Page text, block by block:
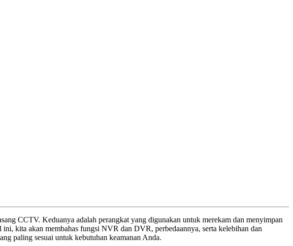
CCTV. Keduanya adalah perangkat yang digunakan untuk merekam dan menyimpan
kita akan membahas fungsi NVR dan DVR, perbedaannya, serta kelebihan dan
paling sesuai untuk kebutuhan keamanan Anda.